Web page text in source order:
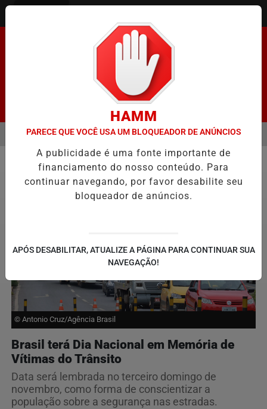
Pesquisar Notícia
FACILITA COOPTAÇÃO DO BANCO CENTRAL, DIZEM
EM ALTA
MENU
© Antonio Cruz/Agência Brasil
Brasil terá Dia Nacional em Memória de
Vítimas do Trânsito
Data será lembrada no terceiro domingo de
novembro, como forma de conscientizar a
população sobre a segurança nas estradas.
HAMM
PARECE QUE VOCÊ USA UM BLOQUEADOR DE ANÚNCIOS
A publicidade é uma fonte importante de
financiamento do nosso conteúdo. Para
continuar navegando, por favor desabilite seu
bloqueador de anúncios.
APÓS DESABILITAR, ATUALIZE A PÁGINA PARA CONTINUAR SUA
NAVEGAÇÃO!